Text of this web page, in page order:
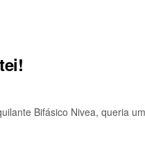
Bifásico Nivea, queria